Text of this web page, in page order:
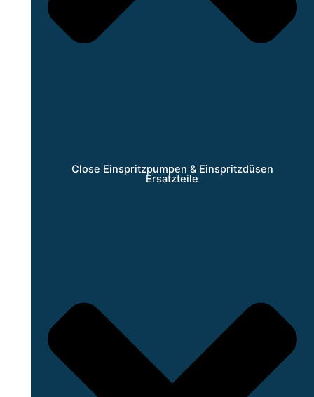
Close Einspritzpumpen & Einspritzdüsen
Ersatzteile